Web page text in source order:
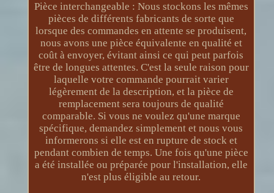
Pièce interchangeable : Nous stockons les mêmes
pièces de différents fabricants de sorte que
lorsque des commandes en attente se produisent,
nous avons une pièce équivalente en qualité et
coût à envoyer, évitant ainsi ce qui peut parfois
être de longues attentes. C'est la seule raison pour
laquelle votre commande pourrait varier
légèrement de la description, et la pièce de
remplacement sera toujours de qualité
comparable. Si vous ne voulez qu'une marque
spécifique, demandez simplement et nous vous
informerons si elle est en rupture de stock et
pendant combien de temps. Une fois qu'une pièce
a été installée ou préparée pour l'installation, elle
n'est plus éligible au retour.